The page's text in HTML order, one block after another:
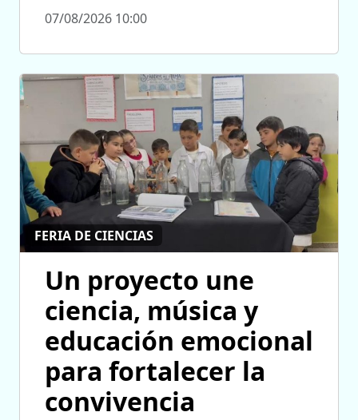
07/08/2026 10:00
FERIA DE CIENCIAS
Un proyecto une
ciencia, música y
educación emocional
para fortalecer la
convivencia